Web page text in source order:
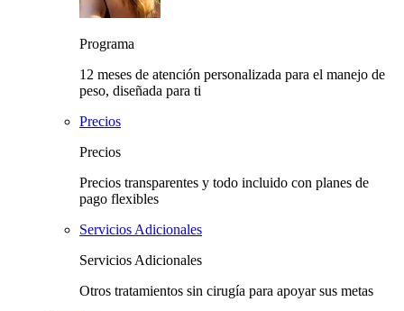
Programa
12 meses de atención personalizada para el manejo de
peso, diseñada para ti
Precios
Precios
Precios transparentes y todo incluido con planes de
pago flexibles
Servicios Adicionales
Servicios Adicionales
Otros tratamientos sin cirugía para apoyar sus metas